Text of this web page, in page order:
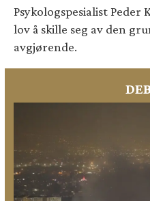
Psykologspesialist Peder
lov å skille seg av den
avgjørende.